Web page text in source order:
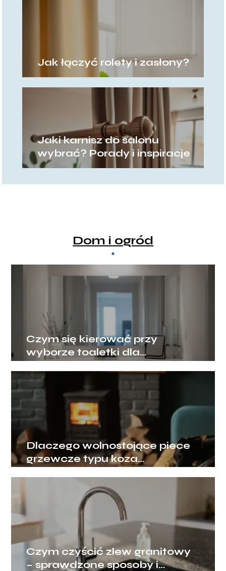
Jak łączyć rolety i zasłony?
Jaki karnisz do salonu
wybrać? Porady i inspiracje
Dom i ogród
Czym się kierować przy
wyborze toaletki dla
dziewczyny, by mebel rósł
razem z jej potrzebami?
Dlaczego wolnostojące piece
grzewcze typu koza
Czym czyścić zlew granitowy
– sprawdzone sposoby i